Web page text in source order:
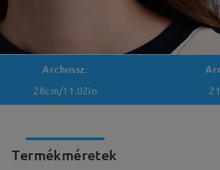
Archossz:
28cm/11.02in
Termékméretek